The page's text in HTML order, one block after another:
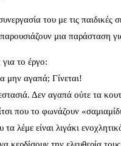
του με τις
μια παράσταση
το έργο:
μην αγαπά; Γίνεται!
Δεν αγαπά ούτε τα
που το φωνάζουν
λέμε είναι λιγάκι